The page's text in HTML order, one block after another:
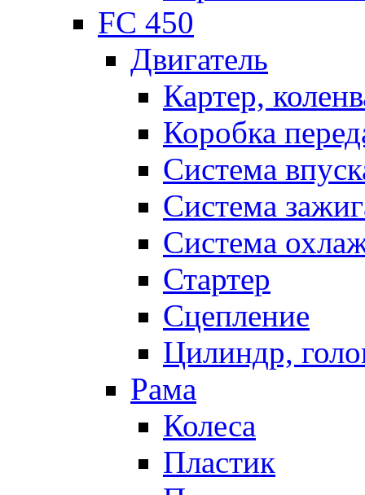
FC 450
Двигатель
Картер,
Коробка
Система
Система
Система
Стартер
Сцепление
Цилиндр,
Рама
Колеса
Пластик